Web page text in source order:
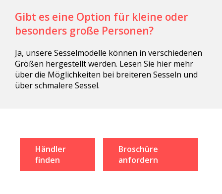
Gibt es eine Option für kleine oder
besonders große Personen?
Ja, unsere Sesselmodelle können in verschiedenen
Größen hergestellt werden. Lesen Sie hier mehr
über die Möglichkeiten bei breiteren Sesseln und
über schmalere Sessel.
Händler
finden
Broschüre
anfordern